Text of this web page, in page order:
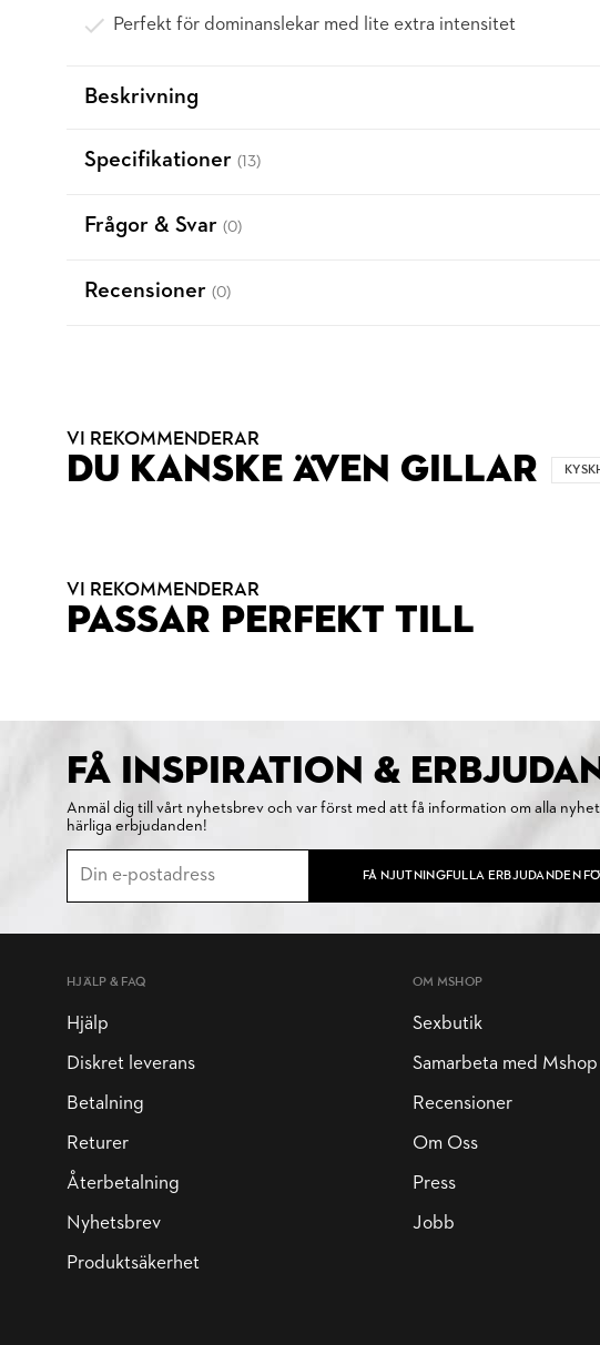
Perfekt för dominanslekar med lite extra intensitet
Beskrivning
Specifikationer (13)
Frågor & Svar (0)
Recensioner (0)
VI REKOMMENDERAR
DU KANSKE ÄVEN GILLAR
VI REKOMMENDERAR
PASSAR PERFEKT TILL
FÅ INSPIRATION &
Anmäl dig till vårt nyhetsbrev och var först med att få information om alla
härliga erbjudanden!
FÅ NJUTNINGFULLA ERBJUDANDEN
HJÄLP & FAQ
Hjälp
Diskret leverans
Betalning
Returer
Återbetalning
Nyhetsbrev
Produktsäkerhet
OM MSHOP
Sexbutik
Samarbeta med Mshop
Recensioner
Om Oss
Press
Jobb